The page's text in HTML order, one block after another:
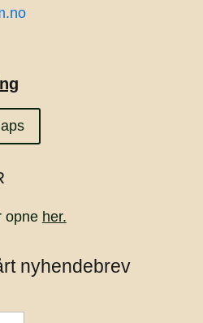
opne her.
nyhendebrev